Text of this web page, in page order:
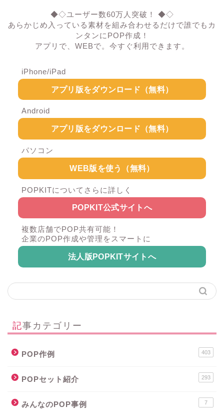
◆◇ユーザー数60万人突破！ ◆◇
あらかじめ入っている素材を組み合わせるだけで誰でもカ
ンタンにPOP作成！
アプリで、WEBで。今すぐ利用できます。
iPhone/iPad
アプリ版をダウンロード（無料）
Android
アプリ版をダウンロード（無料）
パソコン
WEB版を使う（無料）
POPKITについてさらに詳しく
POPKIT公式サイトへ
複数店舗でPOP共有可能！
企業のPOP作成や管理をスマートに
法人版POPKITサイトへ
記事カテゴリー
POP作例 403
POPセット紹介 293
みんなのPOP事例 7